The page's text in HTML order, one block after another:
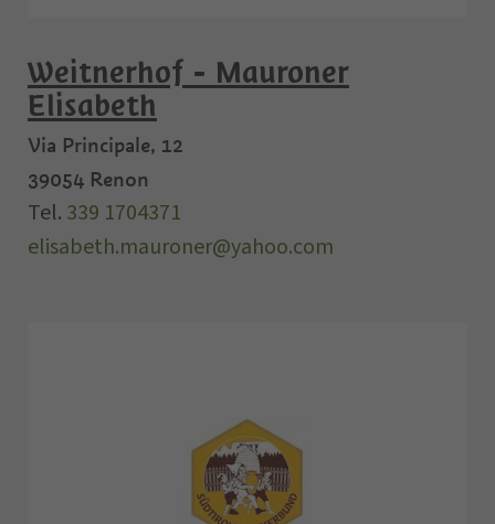
Weitnerhof - Mauroner
Elisabeth
Via Principale, 12
39054 Renon
Tel. 339 1704371
elisabeth.mauroner@yahoo.com